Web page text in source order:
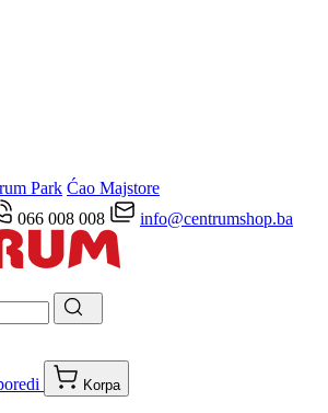
Park Ćao Majstore
066 008 008 info@centrumshop.ba
Korpa